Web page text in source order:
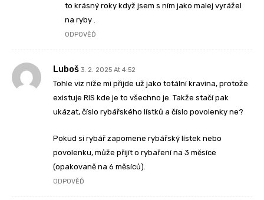
to krásný roky když jsem s ním jako malej vyrážel
na ryby .
ODPOVĚĎ
Luboš 3. 2. 2025 At 4:52
Tohle viz níže mi přijde už jako totální kravina, protože
existuje RIS kde je to všechno je. Takže stačí pak
ukázat, číslo rybářského lístků a číslo povolenky ne?
Pokud si rybář zapomene rybářský lístek nebo
povolenku, může přijít o rybaření na 3 měsíce
(opakovaně na 6 měsíců).
ODPOVĚĎ